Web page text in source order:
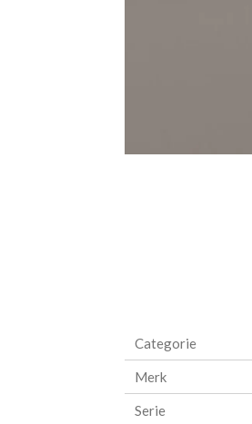
Categorie
Merk
Serie